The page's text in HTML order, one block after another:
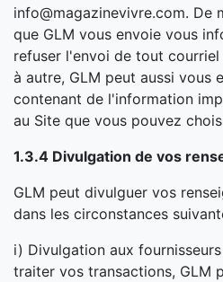
info@magazinevivre.com. De
que GLM vous envoie vous
refuser l'envoi de tout
à autre, GLM peut aussi vous
contenant de l'information
au Site que vous pouvez
1.3.4 Divulgation de vos
GLM peut divulguer vos
dans les circonstances
i) Divulgation aux
traiter vos transactions, GLM